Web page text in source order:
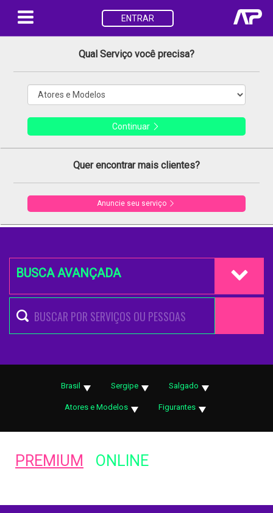
ENTRAR
Qual Serviço você precisa?
Continuar
Quer encontrar mais clientes?
Anuncie seu serviço
BUSCA AVANÇADA
Brasil Sergipe Salgado
Atores e Modelos Figurantes
PREMIUM ONLINE